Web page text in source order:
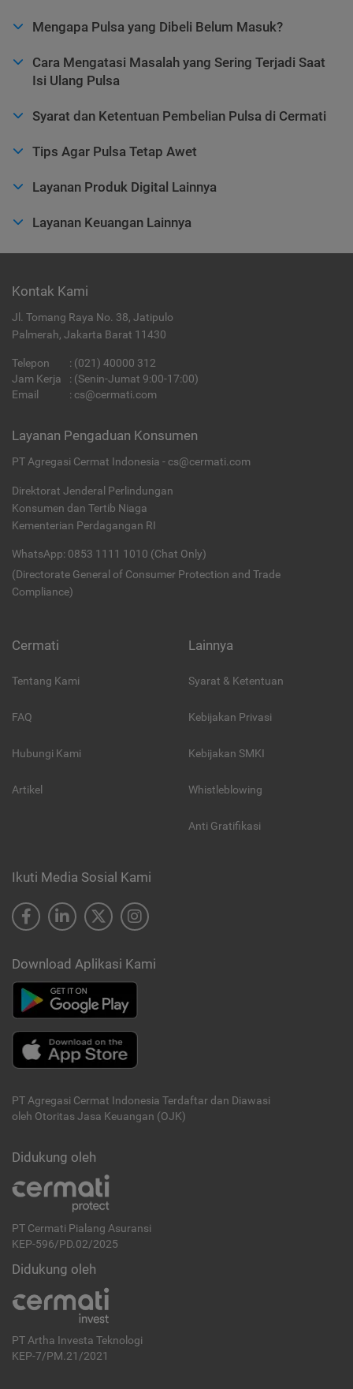
Mengapa Pulsa yang Dibeli Belum Masuk?
Cara Mengatasi Masalah yang Sering Terjadi Saat
Isi Ulang Pulsa
Syarat dan Ketentuan Pembelian Pulsa di Cermati
Tips Agar Pulsa Tetap Awet
Layanan Produk Digital Lainnya
Layanan Keuangan Lainnya
Kontak Kami
Jl. Tomang Raya No. 38, Jatipulo
Palmerah, Jakarta Barat 11430
Telepon : (021) 40000 312
Jam Kerja
: (Senin-Jumat 9:00-17:00)
Email
: cs@cermati.com
Layanan Pengaduan Konsumen
PT Agregasi Cermat Indonesia - cs@cermati.com
Direktorat Jenderal Perlindungan
Konsumen dan Tertib Niaga
Kementerian Perdagangan RI
WhatsApp: 0853 1111 1010 (Chat Only)
(Directorate General of Consumer Protection and Trade
Compliance)
Cermati
Tentang Kami
FAQ
Hubungi Kami
Artikel
Lainnya
Syarat & Ketentuan
Kebijakan Privasi
Kebijakan SMKI
Whistleblowing
Anti Gratifikasi
Ikuti Media Sosial Kami
Download Aplikasi Kami
PT Agregasi Cermat Indonesia Terdaftar dan Diawasi
oleh Otoritas Jasa Keuangan (OJK)
Didukung oleh
PT Cermati Pialang Asuransi
KEP-596/PD.02/2025
Didukung oleh
PT Artha Investa Teknologi
KEP-7/PM.21/2021